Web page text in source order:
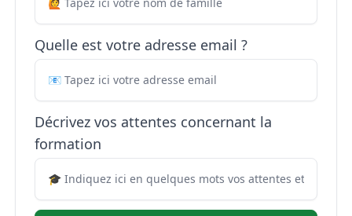
Quelle est votre adresse email ?
Décrivez vos attentes concernant la
formation